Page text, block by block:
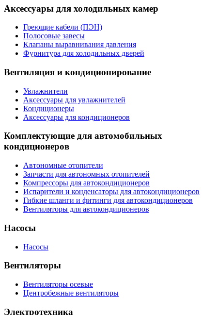
Аксессуары для холодильных камер
Греющие кабели (ПЭН)
Полосовые завесы
Клапаны выравнивания давления
Фурнитура для холодильных дверей
Вентиляция и кондиционирование
Увлажнители
Аксессуары для увлажнителей
Кондиционеры
Аксессуары для кондиционеров
Комплектующие для автомобильных
кондиционеров
Автономные отопители
Запчасти для автономных отопителей
Компрессоры для автокондиционеров
Испарители и конденсаторы для автокондиционеров
Гибкие шланги и фитинги для автокондиционеров
Вентиляторы для автокондиционеров
Насосы
Насосы
Вентиляторы
Вентиляторы осевые
Центробежные вентиляторы
Электротехника